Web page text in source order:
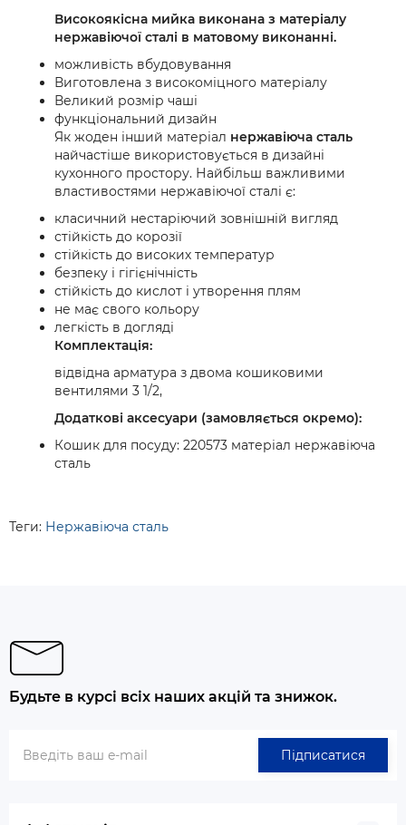
Високоякісна мийка виконана з матеріалу
нержавіючої сталі в матовому виконанні.
можливість вбудовування
Виготовлена ​​з високоміцного матеріалу
Великий розмір чаші
функціональний дизайн
Як жоден інший матеріал нержавіюча сталь
найчастіше використовується в дизайні
кухонного простору. Найбільш важливими
властивостями нержавіючої сталі є:
класичний нестаріючий зовнішній вигляд
стійкість до корозії
стійкість до високих температур
безпеку і гігієнічність
стійкість до кислот і утворення плям
не має свого кольору
легкість в догляді
Комплектація:
відвідна арматура з двома кошиковими
вентилями 3 1/2,
Додаткові аксесуари (замовляється окремо):
Кошик для посуду: 220573 матеріал нержавіюча
сталь
Теги: Нержавіюча сталь
Будьте в курсі всіх наших акцій та знижок.
Підписатися